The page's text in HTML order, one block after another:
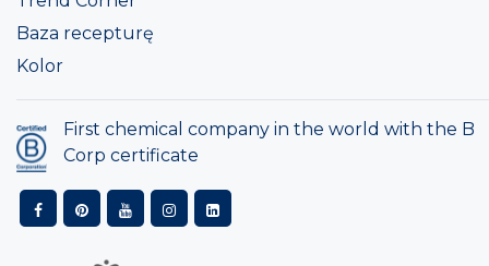
Baza recepturę
Kolor
First chemical company in the world with the B
Corp certificate